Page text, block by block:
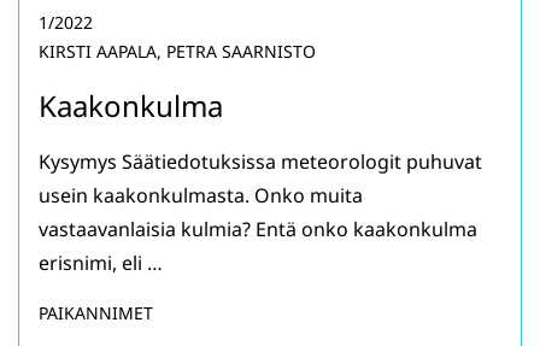
Kaakonkulma
1/2022
KIRSTI AAPALA, PETRA SAARNISTO
Kysymys Säätiedotuksissa meteorologit puhuvat
usein kaakonkulmasta. Onko muita
vastaavanlaisia kulmia? Entä onko kaakonkulma
erisnimi, eli …
PAIKANNIMET